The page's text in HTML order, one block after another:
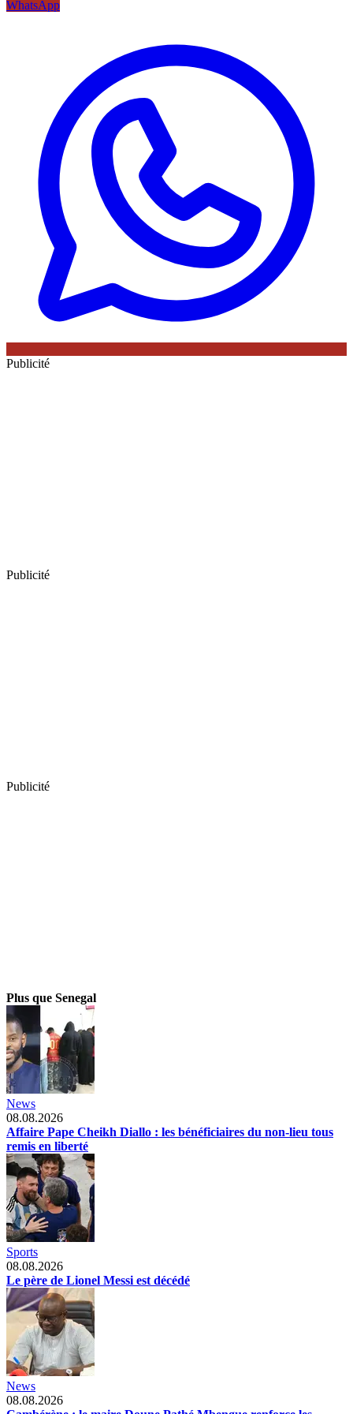
WhatsApp
Publicité
Publicité
Publicité
Plus que Senegal
News
08.08.2026
Affaire Pape Cheikh Diallo : les bénéficiaires du non-lieu tous
remis en liberté
Sports
08.08.2026
Le père de Lionel Messi est décédé
News
08.08.2026